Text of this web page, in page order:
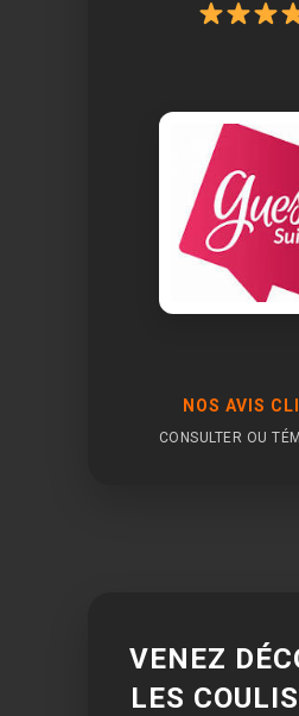
NOS AVIS
CONSULTER OU
VENEZ
LES